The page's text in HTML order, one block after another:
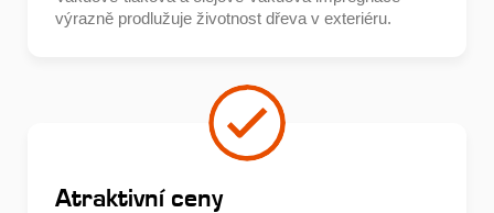
výrazně prodlužuje životnost dřeva v exteriéru.
Atraktivní ceny